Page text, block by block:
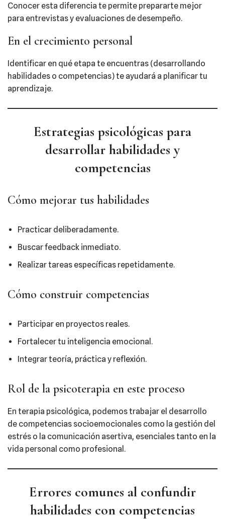
Conocer esta diferencia te permite prepararte mejor
para entrevistas y evaluaciones de desempeño.
En el crecimiento personal
Identificar en qué etapa te encuentras (desarrollando
habilidades o competencias) te ayudará a planificar tu
aprendizaje.
Estrategias psicológicas para
desarrollar habilidades y
competencias
Cómo mejorar tus habilidades
Practicar deliberadamente.
Buscar feedback inmediato.
Realizar tareas específicas repetidamente.
Cómo construir competencias
Participar en proyectos reales.
Fortalecer tu inteligencia emocional.
Integrar teoría, práctica y reflexión.
Rol de la psicoterapia en este proceso
En terapia psicológica, podemos trabajar el desarrollo
de competencias socioemocionales como la gestión del
estrés o la comunicación asertiva, esenciales tanto en la
vida personal como profesional.
Errores comunes al confundir
habilidades con competencias